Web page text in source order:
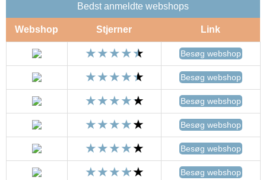
Bedst anmeldte webshops
Webshop Stjerner Link
Besøg webshop
Besøg webshop
Besøg webshop
Besøg webshop
Besøg webshop
Besøg webshop